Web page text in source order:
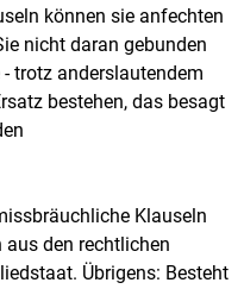
können sie anfechten
nicht daran gebunden
trotz anderslautendem
bestehen, das besagt
Klauseln
den rechtlichen
Übrigens: Besteht